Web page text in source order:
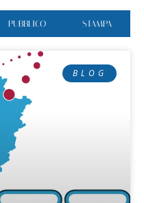
PUBBLICO STAMPA
BLOG